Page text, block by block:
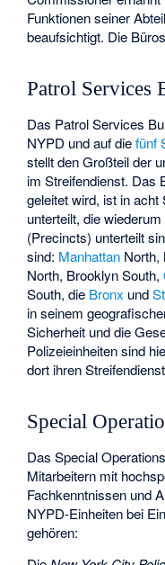
Funktionen seiner
beaufsichtigt. Die
Patrol Services
Das Patrol Services
NYPD und auf diefünf
stellt den Großteil der
im Streifendienst. Das
geleitet wird, ist in
unterteilt, die
(Precincts) unterteilt
sind: Manhattan North,
North, Brooklyn South,
South, die Bronx und
in seinem
Sicherheit und die
Polizeieinheiten sind
dort ihren
Special
Das Special
Mitarbeitern mit
Fachkenntnissen und
NYPD-Einheiten bei
gehören: